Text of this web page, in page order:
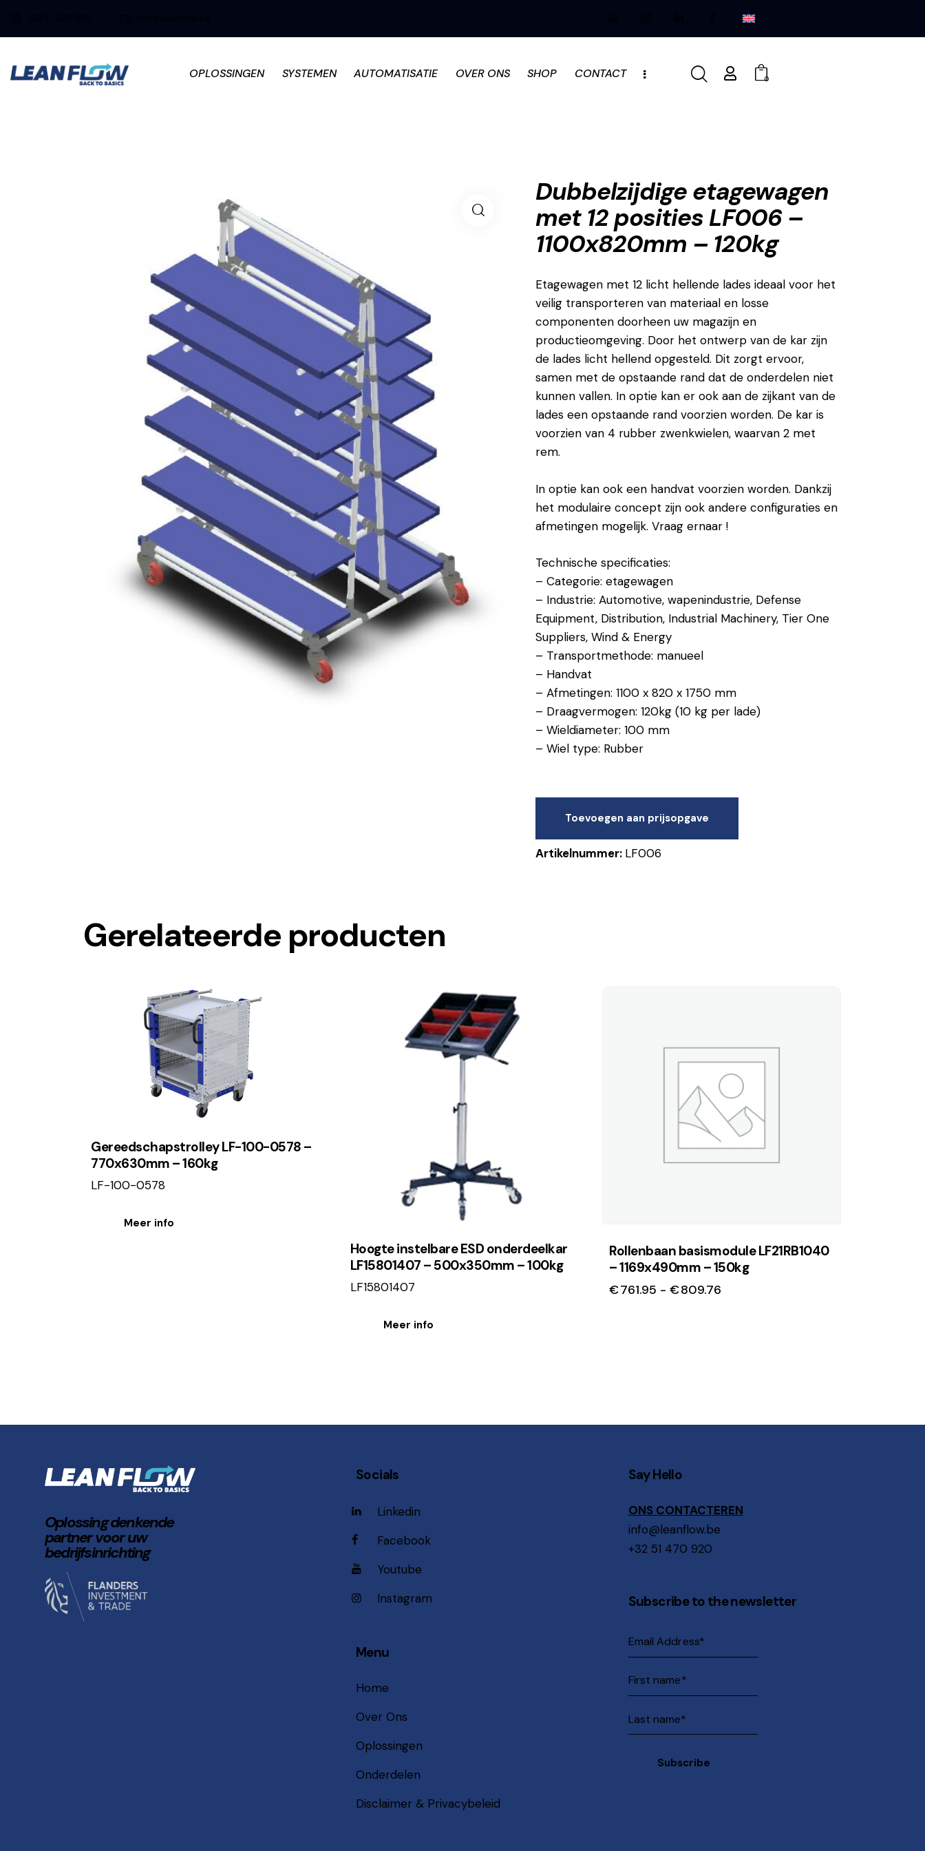
OPLOSSINGEN SYSTEMEN AUTOMATISATIE OVER ONS SHOP CONTACT 0
Dubbelzijdige etagewagen
met 12 posities LF006 –
1100x820mm – 120kg
Etagewagen met 12 licht hellende lades ideaal voor het
veilig transporteren van materiaal en losse
componenten doorheen uw magazijn en
productieomgeving. Door het ontwerp van de kar zijn
de lades licht hellend opgesteld. Dit zorgt ervoor,
samen met de opstaande rand dat de onderdelen niet
kunnen vallen. In optie kan er ook aan de zijkant van de
lades een opstaande rand voorzien worden. De kar is
voorzien van 4 rubber zwenkwielen, waarvan 2 met
rem.
In optie kan ook een handvat voorzien worden. Dankzij
het modulaire concept zijn ook andere configuraties en
afmetingen mogelijk. Vraag ernaar !
Technische specificaties:
– Categorie: etagewagen
– Industrie: Automotive, wapenindustrie, Defense
Equipment, Distribution, Industrial Machinery, Tier One
Suppliers, Wind & Energy
– Transportmethode: manueel
– Handvat
– Afmetingen: 1100 x 820 x 1750 mm
– Draagvermogen: 120kg (10 kg per lade)
– Wieldiameter: 100 mm
– Wiel type: Rubber
Toevoegen aan prijsopgave
Artikelnummer: LF006
Gerelateerde producten
Gereedschapstrolley LF-100-0578 –
770x630mm – 160kg
LF-100-0578
Meer info
Hoogte instelbare ESD onderdeelkar
LF15801407 – 500x350mm – 100kg
LF15801407
Meer info
Rollenbaan basismodule LF21RB1040
– 1169x490mm – 150kg
€761.95 - €809.76
Oplossing denkende
partner voor uw
bedrijfsinrichting
Socials
Linkedin
Facebook
Youtube
Instagram
Menu
Home
Over Ons
Oplossingen
Onderdelen
Disclaimer & Privacybeleid
Say Hello
ONS CONTACTEREN
info@leanflow.be
+32 51 470 920
Subscribe to the newsletter